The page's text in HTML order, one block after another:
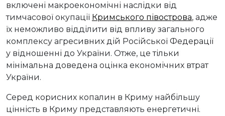
включені макроекономічні наслідки від
тимчасової окупації Кримського півострова, адже
їх неможливо відділити від впливу загального
комплексу агресивних дій Російської Федерації
у відношенні до України. Отже, це тільки
мінімальна доведена оцінка економічних втрат
України.
Серед корисних копалин в Криму найбільшу
цінність в Криму представляють енергетичні.